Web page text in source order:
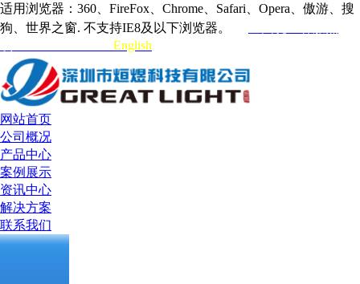
适用浏览器：360、FireFox、Chrome、Safari、Opera、傲游、搜
狗、世界之窗. 不支持IE8及以下浏览器。
English
网站首页
公司概况
产品中心
案例展示
资讯中心
解决方案
联系我们